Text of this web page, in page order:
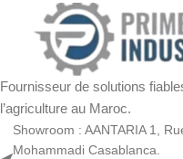
Fournisseur de solutions
l’agriculture au Maroc.
Showroom : AANTARIA 1,
Mohammadi Casablanca.